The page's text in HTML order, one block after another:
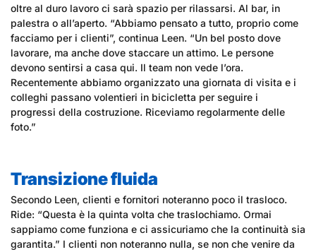
oltre al duro lavoro ci sarà spazio per rilassarsi. Al bar, in
palestra o all’aperto. “Abbiamo pensato a tutto, proprio come
facciamo per i clienti”, continua Leen. “Un bel posto dove
lavorare, ma anche dove staccare un attimo. Le persone
devono sentirsi a casa qui. Il team non vede l’ora.
Recentemente abbiamo organizzato una giornata di visita e i
colleghi passano volentieri in bicicletta per seguire i
progressi della costruzione. Riceviamo regolarmente delle
foto.”
Transizione fluida
Secondo Leen, clienti e fornitori noteranno poco il trasloco.
Ride: “Questa è la quinta volta che traslochiamo. Ormai
sappiamo come funziona e ci assicuriamo che la continuità sia
garantita.” I clienti non noteranno nulla, se non che venire da